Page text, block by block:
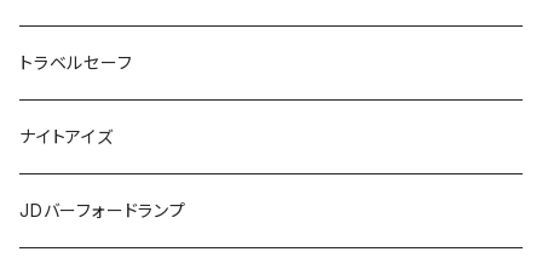
トラベルセーフ
ナイトアイズ
JDバーフォードランプ